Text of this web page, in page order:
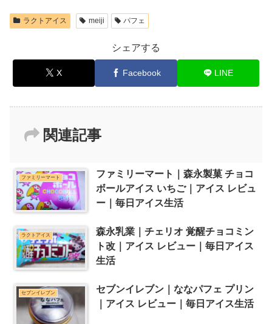
ラクトアイス meiji パフェ
シェアする
X Facebook LINE
関連記事
ファミリーマート
ファミリーマート｜森永製菓 チョコ
ボールアイス いちご｜アイス レビュ
ー｜毎日アイス生活
ラクトアイス
森永乳業｜チェリオ 覚醒チョコミン
ト改｜アイス レビュー｜毎日アイス
生活
セブンイレブン
セブンイレブン｜ななパフェ プリン
｜アイス レビュー｜毎日アイス生活